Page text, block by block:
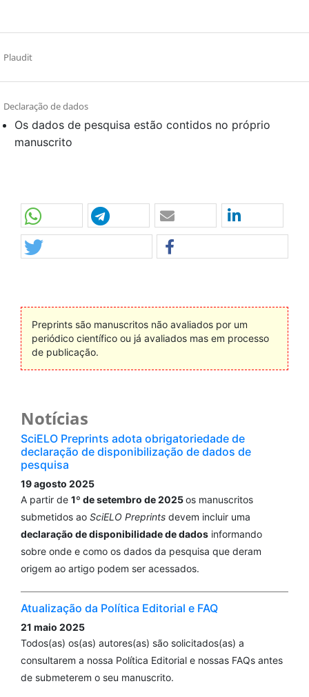
Plaudit
Declaração de dados
Os dados de pesquisa estão contidos no próprio
manuscrito
Preprints são manuscritos não avaliados por um
periódico científico ou já avaliados mas em processo
de publicação.
Notícias
SciELO Preprints adota obrigatoriedade de
declaração de disponibilização de dados de
pesquisa
19 agosto 2025
A partir de 1º de setembro de 2025os manuscritos
submetidos ao SciELO Preprints devem incluir uma
declaração de disponibilidade de dados informando
sobre onde e como os dados da pesquisa que deram
origem ao artigo podem ser acessados.
Atualização da Política Editorial e FAQ
21 maio 2025
Todos(as) os(as) autores(as) são solicitados(as) a
consultarem a nossa Política Editorial e nossas FAQs antes
de submeterem o seu manuscrito.